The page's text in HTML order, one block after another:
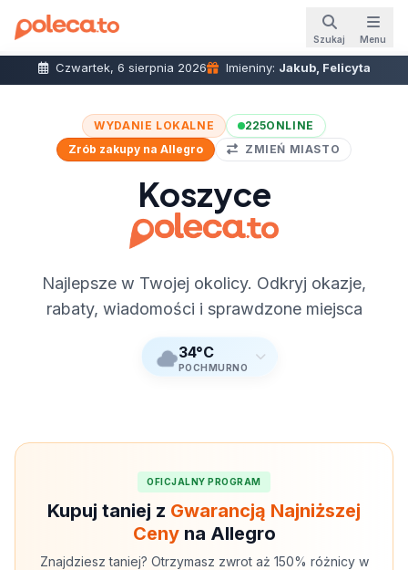
Szukaj Menu
Czwartek, 6 sierpnia 2026 Imieniny: Jakub, Felicyta
WYDANIE LOKALNE 225ONLINE
Zrób zakupy na Allegro
ZMIEŃ MIASTO
Koszyce
Najlepsze w Twojej okolicy. Odkryj okazje,
rabaty, wiadomości i sprawdzone miejsca
34°C
POCHMURNO
OFICJALNY PROGRAM
Kupuj taniej z Gwarancją Najniższej
Cenyna Allegro
Znajdziesz taniej? Otrzymasz zwrot aż 150% różnicy w